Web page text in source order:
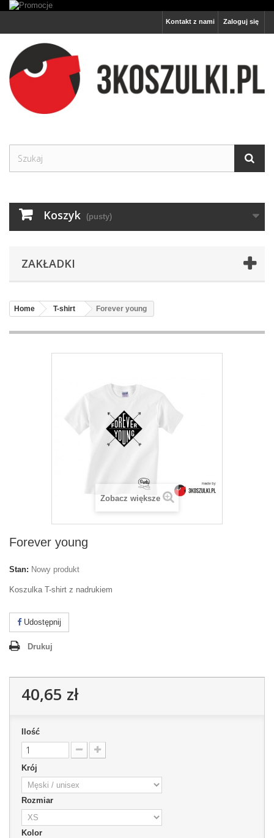
Zaloguj się
Kontakt z nami
Koszyk (pusty)
ZAKŁADKI
Home T-shirt Forever young
Zobacz większe
Forever young
Stan: Nowy produkt
Koszulka T-shirt z nadrukiem
Udostępnij
Drukuj
40,65 zł
Ilość
Krój
Rozmiar
Kolor